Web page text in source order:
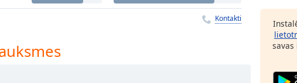
Kontakti